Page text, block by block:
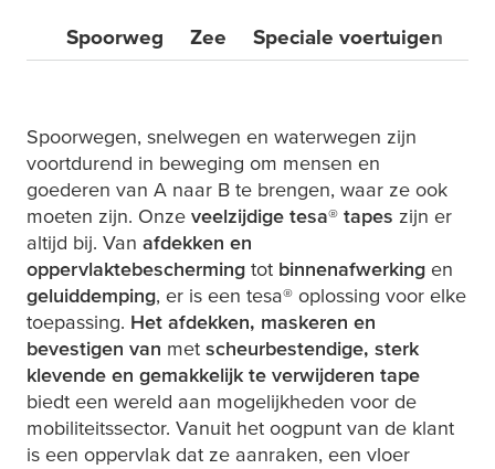
Spoorweg Zee Speciale voertuigen
Spoorwegen, snelwegen en waterwegen zijn
voortdurend in beweging om mensen en
goederen van A naar B te brengen, waar ze ook
moeten zijn. Onze veelzijdige tesa® tapes zijn er
altijd bij. Van afdekken en
oppervlaktebescherming tot binnenafwerking en
geluiddemping, er is een tesa® oplossing voor elke
toepassing. Het afdekken, maskeren en
bevestigen van met scheurbestendige, sterk
klevende en gemakkelijk te verwijderen tape
biedt een wereld aan mogelijkheden voor de
mobiliteitssector. Vanuit het oogpunt van de klant
is een oppervlak dat ze aanraken, een vloer